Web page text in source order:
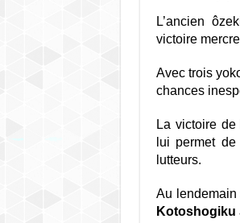
L’ancien
victoire
Avec trois
chances
La victoire de
lui permet
lutteurs.
Au
Kotoshogiku